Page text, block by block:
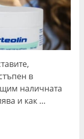
в
наличната
и как …